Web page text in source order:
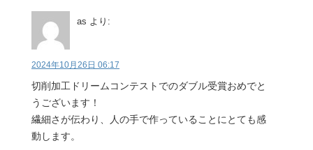
as より:
2024年10月26日 06:17
切削加工ドリームコンテストでのダブル受賞おめでと
うございます！
繊細さが伝わり、人の手で作っていることにとても感
動します。